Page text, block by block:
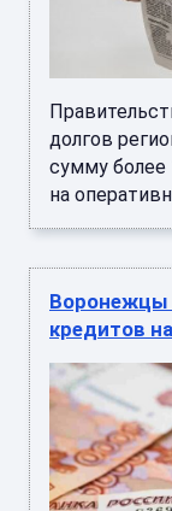
долгов
сумму более
на
Воронежцы
кредитов